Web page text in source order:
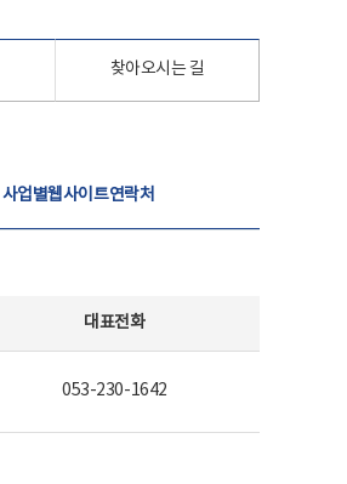
찾아오시는 길
사업별웹사이트연락처
대표전화
053-230-1642